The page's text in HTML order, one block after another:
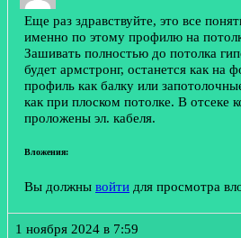
Еще раз здравствуйте, это все
именно по этому профилю на
Зашивать полностью до потолка
будет армстронг, останется как на
профиль как балку или
как при плоском потолке. В отсеке
проложены эл. кабеля.
Вложения:
Вы должны войти для просмотра
1 ноября 2024 в 7:59